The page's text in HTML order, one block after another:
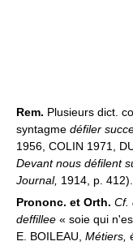
Rem. Plusieurs dict.
syntagme défiler
1956, COLIN 1971,
Devant nous défilent
Journal, 1914, p. 412).
Prononc. et Orth. Cf.
deffillee « soie qui
E. BOILEAU, Métiers,